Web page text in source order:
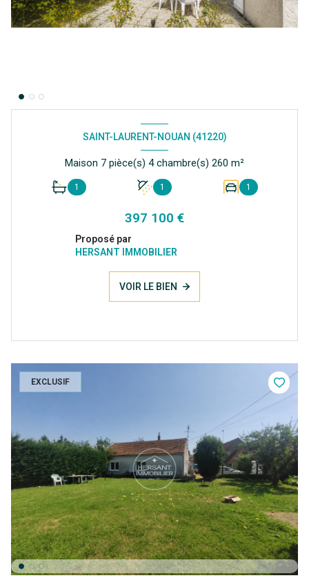
SAINT-LAURENT-NOUAN (41220)
Maison 7 pièce(s) 4 chambre(s) 260 m²
1 1 1
397 100 €
Proposé par
HERSANT IMMOBILIER
VOIR LE BIEN
EXCLUSIF